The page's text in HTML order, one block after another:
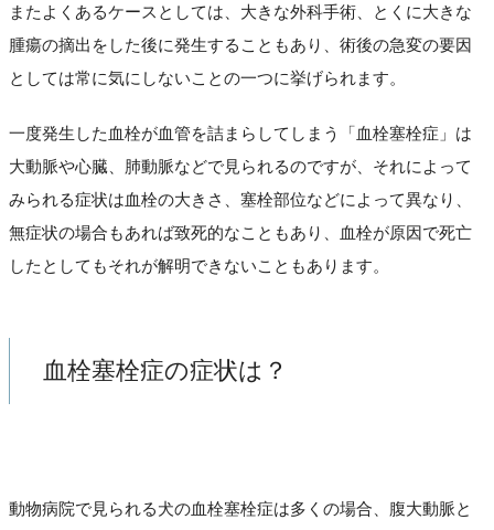
またよくあるケースとしては、大きな外科手術、とくに大きな
腫瘍の摘出をした後に発生することもあり、術後の急変の要因
としては常に気にしないことの一つに挙げられます。
一度発生した血栓が血管を詰まらしてしまう「血栓塞栓症」は
大動脈や心臓、肺動脈などで見られるのですが、それによって
みられる症状は血栓の大きさ、塞栓部位などによって異なり、
無症状の場合もあれば致死的なこともあり、血栓が原因で死亡
したとしてもそれが解明できないこともあります。
血栓塞栓症の症状は？
動物病院で見られる犬の血栓塞栓症は多くの場合、腹大動脈と